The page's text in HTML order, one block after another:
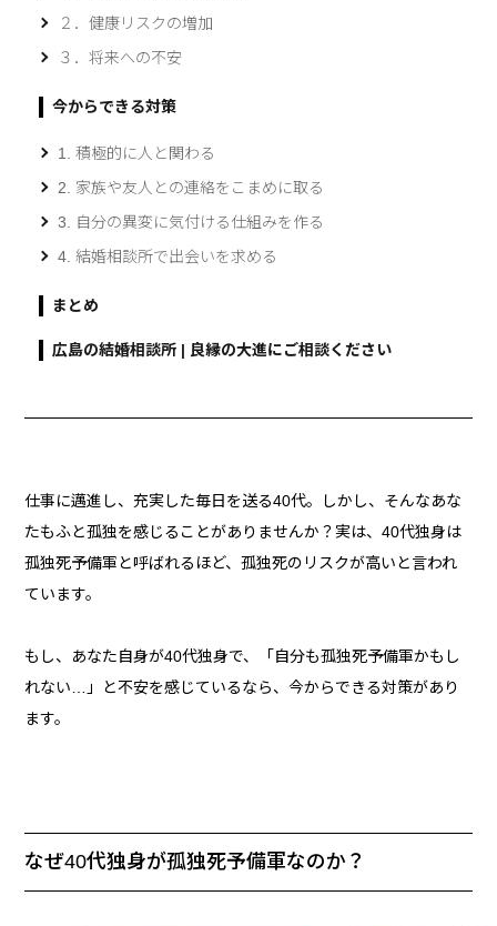
２．健康リスクの増加
３．将来への不安
今からできる対策
1. 積極的に人と関わる
2. 家族や友人との連絡をこまめに取る
3. 自分の異変に気付ける仕組みを作る
4. 結婚相談所で出会いを求める
まとめ
広島の結婚相談所 | 良縁の大進にご相談ください
仕事に邁進し、充実した毎日を送る40代。しかし、そんなあな
たもふと孤独を感じることがありませんか？実は、40代独身は
孤独死予備軍と呼ばれるほど、孤独死のリスクが高いと言われ
ています。
もし、あなた自身が40代独身で、「自分も孤独死予備軍かもし
れない…」と不安を感じているなら、今からできる対策があり
ます。
なぜ40代独身が孤独死予備軍なのか？